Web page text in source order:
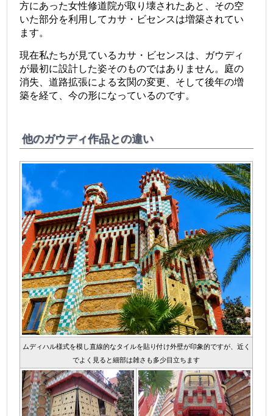
方にあった女性修道院が取り壊されたあと、その空
いた部分を利用してカサ・ビセンスは増築されてい
ます。
現在私たちが見ているカサ・ビセンスは、ガウディ
が最初に設計した姿そのものではありません。庭の
消失、道路拡張による玄関の変更、そして後年の増
築を経て、今の形になっているのです。
他のガウディ作品との違い
ムディハル様式を模し直線的なタイルを貼り付け外壁が印象的ですが、近く
でよく見ると細部は雑さも多少目立ちます